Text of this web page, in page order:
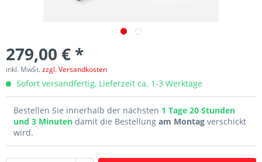
279,00 € *
inkl. MwSt.zzgl. Versandkosten
Sofort versandfertig, Lieferzeit ca. 1-3 Werktage
Bestellen Sie innerhalb der nächsten 1 Tage 20 Stunden
und 3 Minuten damit die Bestellung am Montag verschickt
wird.